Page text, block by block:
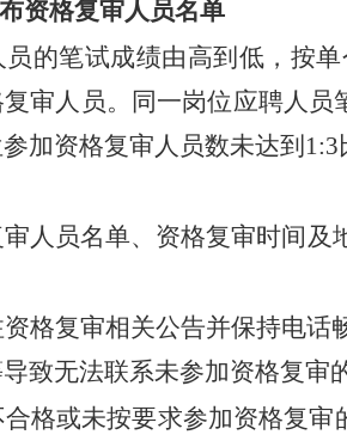
资格复审人员名单
的笔试成绩由高到低，按
审人员。同一岗位应聘人
加资格复审人员数未达到 1:3
人员名单、资格复审时间及
格复审相关公告并保持电
致无法联系未参加资格复审
格或未按要求参加资格复